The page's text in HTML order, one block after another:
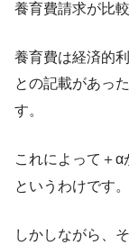
養育費請求が比
養育費は経済的
との記載があっ
す。
これによって＋
というわけです。
しかしながら、